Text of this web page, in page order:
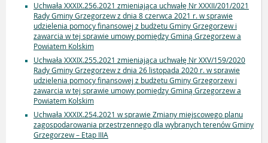
Uchwała XXXIX.256.2021 zmieniająca uchwałę Nr XXXII/201/2021
Rady Gminy Grzegorzew z dnia 8 czerwca 2021 r. w sprawie
udzielenia pomocy finansowej z budżetu Gminy Grzegorzew i
zawarcia w tej sprawie umowy pomiędzy Gminą Grzegorzew a
Powiatem Kolskim
Uchwała XXXIX.255.2021 zmieniająca uchwałę Nr XXV/159/2020
Rady Gminy Grzegorzew z dnia 26 listopada 2020 r. w sprawie
udzielenia pomocy finansowej z budżetu Gminy Grzegorzew i
zawarcia w tej sprawie umowy pomiędzy Gminą Grzegorzew a
Powiatem Kolskim
Uchwała XXXIX.254.2021 w sprawie Zmiany miejscowego planu
zagospodarowania przestrzennego dla wybranych terenów Gminy
Grzegorzew – Etap IIIA